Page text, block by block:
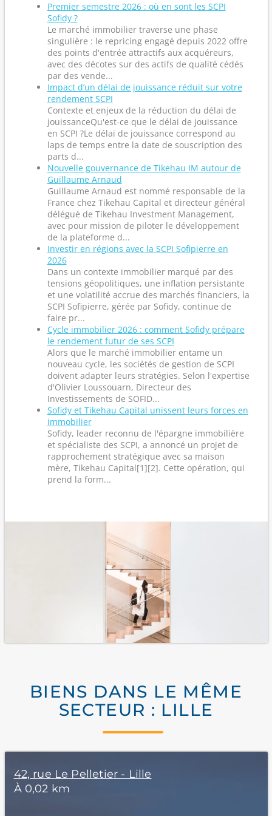
Premier semestre 2026 : où en sont les SCPI
Sofidy ?
Le marché immobilier traverse une phase
singulière : le repricing engagé depuis 2022 offre
des points d'entrée attractifs aux acquéreurs,
avec des décotes sur des actifs de qualité cédés
par des vende...
Impact d’un délai de jouissance réduit sur votre
rendement SCPI
Contexte et enjeux de la réduction du délai de
jouissanceQu'est-ce que le délai de jouissance
en SCPI ?Le délai de jouissance correspond au
laps de temps entre la date de souscription des
parts d...
Nouvelle gouvernance de Tikehau IM autour de
Guillaume Arnaud
Guillaume Arnaud est nommé responsable de la
France chez Tikehau Capital et directeur général
délégué de Tikehau Investment Management,
avec pour mission de piloter le développement
de la plateforme d...
Investir en régions avec la SCPI Sofipierre en
2026
Dans un contexte immobilier marqué par des
tensions géopolitiques, une inflation persistante
et une volatilité accrue des marchés financiers, la
SCPI Sofipierre, gérée par Sofidy, continue de
faire pr...
Cycle immobilier 2026 : comment Sofidy prépare
le rendement futur de ses SCPI
Alors que le marché immobilier entame un
nouveau cycle, les sociétés de gestion de SCPI
doivent adapter leurs stratégies. Selon l'expertise
d'Olivier Loussouarn, Directeur des
Investissements de SOFID...
Sofidy et Tikehau Capital unissent leurs forces en
immobilier
Sofidy, leader reconnu de l'épargne immobilière
et spécialiste des SCPI, a annoncé un projet de
rapprochement stratégique avec sa maison
mère, Tikehau Capital[1][2]. Cette opération, qui
prend la form...
BIENS DANS LE MÊME
SECTEUR : LILLE
42, rue Le Pelletier - Lille
À 0,02 km